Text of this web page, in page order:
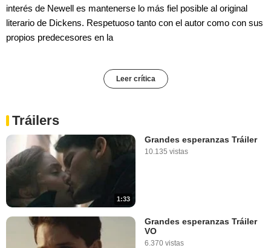
interés de Newell es mantenerse lo más fiel posible al original
literario de Dickens. Respetuoso tanto con el autor como con sus
propios predecesores en la
Leer crítica
Tráilers
1:33
Grandes esperanzas Tráiler
10.135 vistas
Grandes esperanzas Tráiler
VO
6.370 vistas